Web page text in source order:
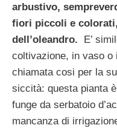
arbustivo,
fiori piccoli e
dell’oleandro. E’
coltivazione, in vaso o
chiamata cosi per la
siccità: questa pianta
funge da serbatoio
mancanza di